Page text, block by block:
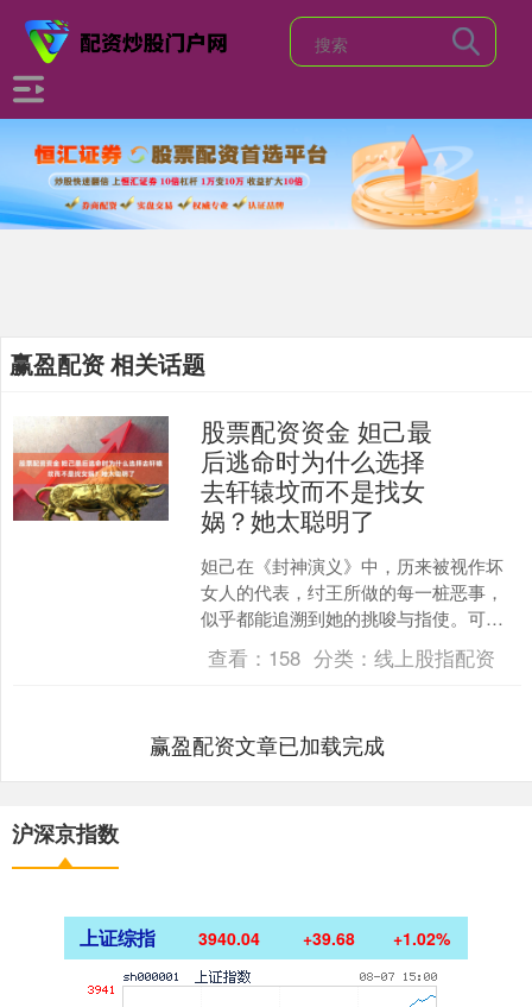
赢盈配资 相关话题
股票配资资金 妲己最
后逃命时为什么选择
去轩辕坟而不是找女
娲？她太聪明了
妲己在《封神演义》中，历来被视作坏
女人的代表，纣王所做的每一桩恶事，
似乎都能追溯到她的挑唆与指使。可即
便如此，妲己的命运并非完全由她自己
主宰，她的每一步，背后都....
查看： 158 分类： 线上股指配资
赢盈配资文章已加载完成
沪深京指数
上证综指 3940.04 +39.68 +1.02%